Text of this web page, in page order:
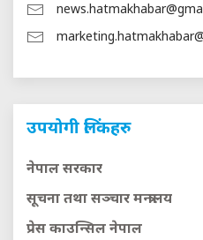
उपयोगी लिंकहरु
नेपाल सरकार
सूचना तथा सञ्चार मन्त्रालय
प्रेस काउन्सिल नेपाल